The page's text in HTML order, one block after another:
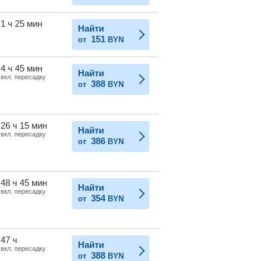
1 ч 25 мин Найти
от 151 BYN
4 ч 45 мин
вкл. пересадку Найти
от 388 BYN
26 ч 15 мин
вкл. пересадку Найти
от 386 BYN
48 ч 45 мин
вкл. пересадку Найти
от 354 BYN
47 ч
вкл. пересадку Найти
от 388 BYN